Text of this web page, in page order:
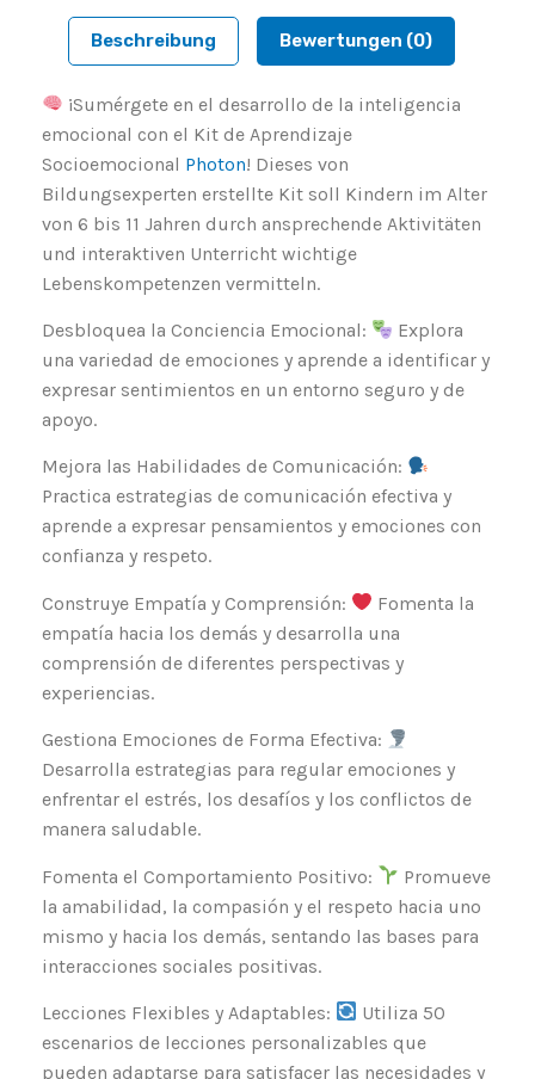
Beschreibung Bewertungen (0)
¡Sumérgete en el desarrollo de la inteligencia
emocional con el Kit de Aprendizaje
Socioemocional Photon! Dieses von
Bildungsexperten erstellte Kit soll Kindern im Alter
von 6 bis 11 Jahren durch ansprechende Aktivitäten
und interaktiven Unterricht wichtige
Lebenskompetenzen vermitteln.
Desbloquea la Conciencia Emocional:
Explora
una variedad de emociones y aprende a identificar y
expresar sentimientos en un entorno seguro y de
apoyo.
Mejora las Habilidades de Comunicación:
Practica estrategias de comunicación efectiva y
aprende a expresar pensamientos y emociones con
confianza y respeto.
Construye Empatía y Comprensión:
Fomenta la
empatía hacia los demás y desarrolla una
comprensión de diferentes perspectivas y
experiencias.
Gestiona Emociones de Forma Efectiva:
Desarrolla estrategias para regular emociones y
enfrentar el estrés, los desafíos y los conflictos de
manera saludable.
Fomenta el Comportamiento Positivo:
Promueve
la amabilidad, la compasión y el respeto hacia uno
mismo y hacia los demás, sentando las bases para
interacciones sociales positivas.
Lecciones Flexibles y Adaptables:
Utiliza 50
escenarios de lecciones personalizables que
pueden adaptarse para satisfacer las necesidades y